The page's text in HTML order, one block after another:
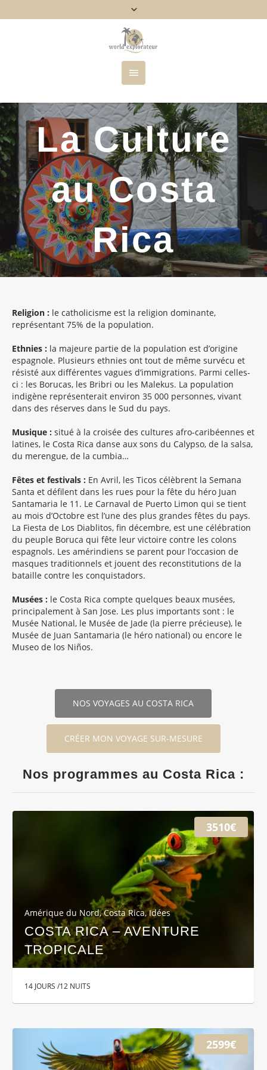
La Culture
au Costa
Rica
Religion :le catholicisme est la religion dominante,
représentant 75% de la population.
Ethnies :la majeure partie de la population est d’origine
espagnole. Plusieurs ethnies ont tout de même survécu et
résisté aux différentes vagues d’immigrations. Parmi celles-
ci : les Borucas, les Bribri ou les Malekus. La population
indigène représenterait environ 35 000 personnes, vivant
dans des réserves dans le Sud du pays.
Musique :situé à la croisée des cultures afro-caribéennes et
latines, le Costa Rica danse aux sons du Calypso, de la salsa,
du merengue, de la cumbia…
Fêtes et festivals :En Avril, les Ticos célèbrent la Semana
Santa et défilent dans les rues pour la fête du héro Juan
Santamaria le 11. Le Carnaval de Puerto Limon qui se tient
au mois d’Octobre est l’une des plus grandes fêtes du pays.
La Fiesta de Los Diablitos, fin décembre, est une célébration
du peuple Boruca qui fête leur victoire contre les colons
espagnols. Les amérindiens se parent pour l’occasion de
masques traditionnels et jouent des reconstitutions de la
bataille contre les conquistadors.
Musées :le Costa Rica compte quelques beaux musées,
principalement à San Jose. Les plus importants sont : le
Musée National, le Musée de Jade (la pierre précieuse), le
Musée de Juan Santamaria (le héro national) ou encore le
Museo de los Niños.
NOS VOYAGES AU COSTA RICA
CRÉER MON VOYAGE SUR-MESURE
Nos programmes au Costa Rica :
3510€
Amérique du Nord,Costa Rica,Idées
COSTA RICA – AVENTURE
TROPICALE
14 JOURS /12 NUITS
2599€